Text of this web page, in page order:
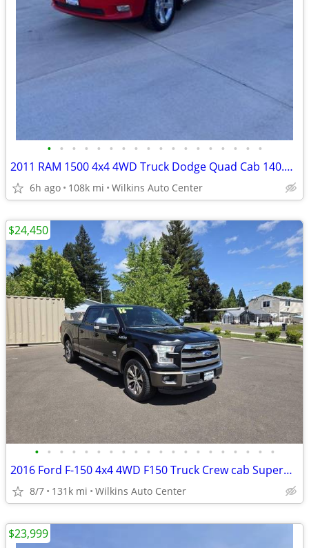
• • • • • • • • • • • • • • • • • •
2011 RAM 1500 4x4 4WD Truck Dodge Quad Cab 140.5 Sport Extended Cab
6h ago 108k mi Wilkins Auto Center
• • • • • • • • • • • • • • • • • • • •
2016 Ford F-150 4x4 4WD F150 Truck Crew cab SuperCrew 145 XLT Crew Pickup
8/7 131k mi Wilkins Auto Center
$24,450
$23,999